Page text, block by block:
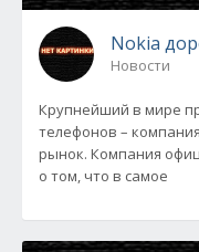
Nokia
Новости
Крупнейший в мире
телефонов –
рынок. Компания
о том, что в самое